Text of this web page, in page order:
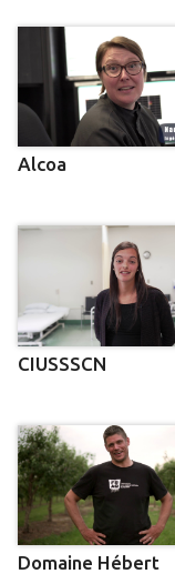
Alcoa
CIUSSSCN
Domaine Hébert